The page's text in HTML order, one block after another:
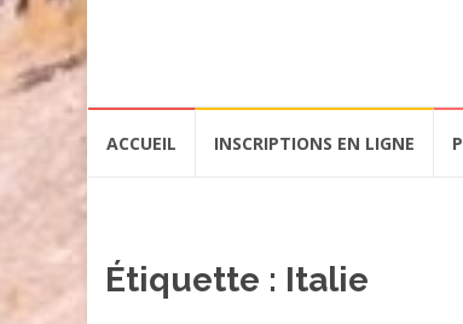
ACCUEIL INSCRIPTIONS EN LIGNE
Étiquette : Italie